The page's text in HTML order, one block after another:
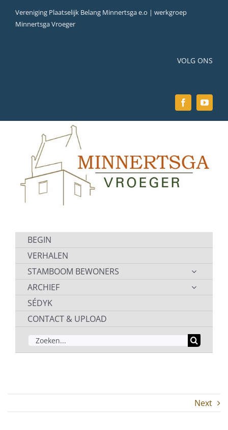
naar
Vereniging Plaatselijk Belang Minnertsga e.o | werkgroep
Minnertsga Vroeger
VOLG ONS
BEGIN
VERHALEN
STAMBOOM BEWONERS
ARCHIEF
SÉDYK
CONTACT & UPLOAD
ZOEKEN
NAAR:
Next